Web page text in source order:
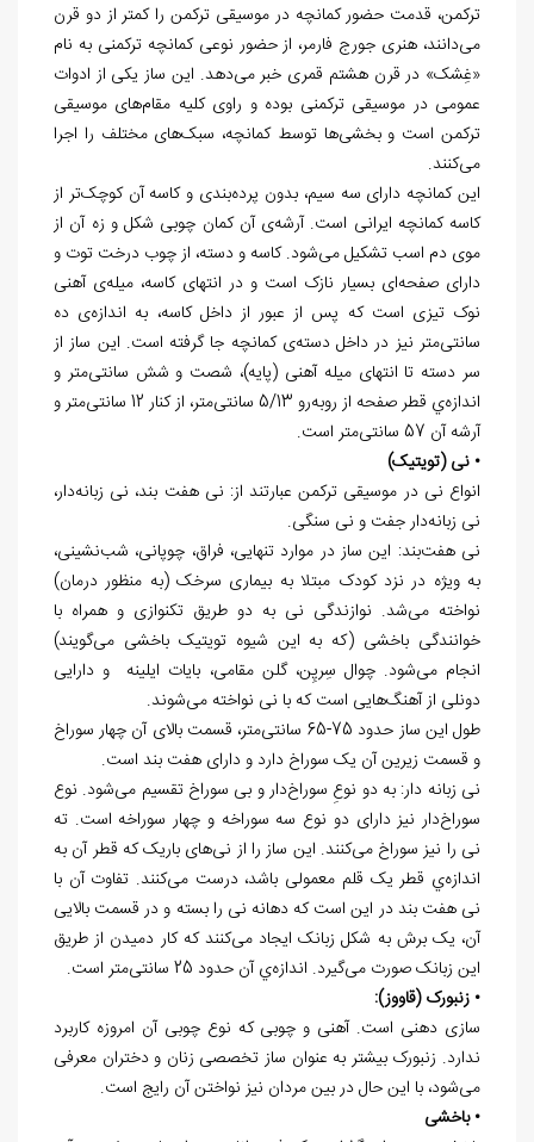
ترکمن، قدمت حضور کمانچه در موسیقی ترکمن را کمتر از دو قرن
می‌دانند، هنری جورج فارمر، از حضور نوعی کمانچه ترکمنی به نام
«غِشک» در قرن هشتم قمری خبر می‌دهد. این ساز یکی از ادوات
عمومی در موسیقی ترکمنی بوده و راوی کلیه مقام‌های موسیقی
ترکمن است و بخشی‌ها توسط کمانچه، سبک‌های مختلف را اجرا
می‌کنند.
اين كمانچه دارای سه سیم، بدون پرده‌بندی و کاسه آن کوچک‌تر از
کاسه کمانچه ایرانی است. آرشه‌ی آن کمان چوبی شکل و زه آن از
موی دم اسب تشکیل می‌شود. کاسه و دسته، از چوب درخت توت و
دارای صفحه‌ای بسیار نازک است و در انتهای کاسه، میله‌ی آهنی
نوک تیزی است که پس از عبور از داخل کاسه، به اندازه‌ی ده
سانتی‌متر نیز در داخل دسته‌ی کمانچه جا گرفته است. این ساز از
سر دسته تا انتهای میله آهنی (پایه)، شصت و شش سانتی‌متر و
اندازه‌ي قطر صفحه از روبه‌رو 5/13 سانتی‌متر، از کنار 12 سانتی‌متر و
آرشه آن 57 سانتی‌متر است.
• نی (تویتیک)
انواع نی در موسیقی ترکمن عبارتند از: نی هفت بند، نی زبانه‌دار،
نی زبانه‌دار جفت و نی سنگی.
نی هفت‌بند: این ساز در موارد تنهایی، فراق، چوپانی، شب‌نشینی،
به ویژه در نزد کودک مبتلا به بیماری سرخک (به منظور درمان)
نواخته می‌شد. نوازندگی نی به دو طریق تکنوازی و همراه با
خوانندگی باخشی (که به این شیوه تویتیک باخشی می‌گویند)
انجام می‌شود. چوال سِرپِن، گلن مقامی، بایات ایلینه و دارایی
دونلی از آهنگ‌هایی است که با نی نواخته می‌شوند.
طول این ساز حدود 75-65 سانتی‌متر، قسمت بالای آن چهار سوراخ
و قسمت زیرین آن یک سوراخ دارد و دارای هفت بند است.
نی زبانه دار: به دو نوعِ سوراخ‌دار و بی سوراخ تقسیم می‌شود. نوع
سوراخ‌دار نیز دارای دو نوع سه سوراخه و چهار سوراخه است. ته
نی را نیز سوراخ می‌کنند. این ساز را از نی‌های باریک که قطر آن به
اندازه‌ي قطر یک قلم معمولی باشد، درست می‌کنند. تفاوت آن با
نی هفت بند در این است که دهانه نی را بسته و در قسمت بالایی
آن، یک برش به شکل زبانک ایجاد می‌کنند که کار دمیدن از طریق
این زبانک صورت می‌گیرد. اندازه‌ي آن حدود 25 سانتی‌متر است.
• زنبورک (قاووز):
سازی دهنی است. آهنی و چوبی که نوع چوبی آن امروزه کاربرد
ندارد. زنبورک بیشتر به عنوان ساز تخصصی زنان و دختران معرفی
می‌شود، با این حال در بین مردان نیز نواختن آن رایج است.
• باخشی